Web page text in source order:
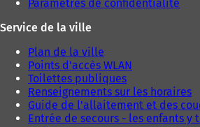
Paramètres de confidentialité
Service de la ville
Plan de la ville
Points d'accès WLAN
Toilettes publiques
Renseignements sur les horaires
Guide de l'allaitement et des
Entrée de secours - les enfants